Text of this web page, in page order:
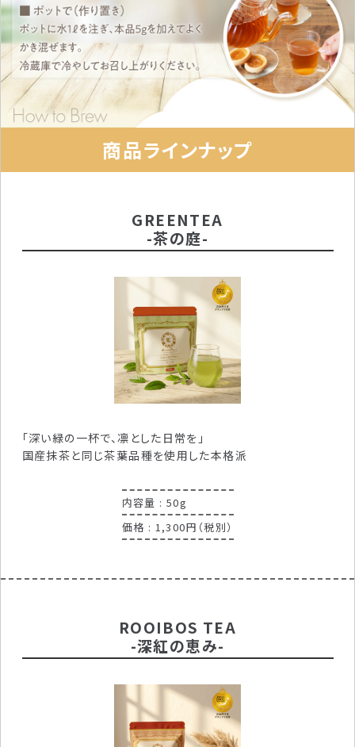
商品ラインナップ
GREENTEA
-茶の庭-
「深い緑の一杯で、凛とした日常を」
国産抹茶と同じ茶葉品種を使用した本格派
内容量 : 50g
価格 : 1,300円（税別）
ROOIBOS TEA
-深紅の恵み-